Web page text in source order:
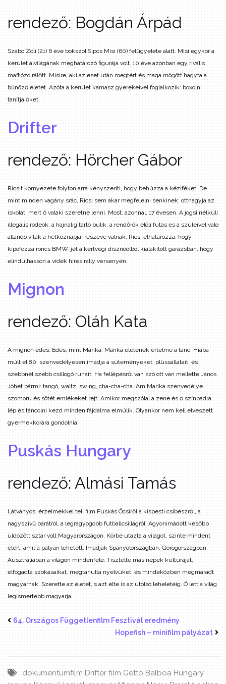
rendező: Bogdán Árpád
Szabó Zoli (21) 6 éve bokszol Sipos Misi (60) felügyelete alatt. Misi egykor a
kerület alvilágának meghatározó figurája volt. 10 éve azonban egy rivális
maffiózó rálőtt. Misire, aki az eset után megtért és maga mögött hagyta a
bűnöző életet. Azóta a kerület kamasz gyerekeivel foglalkozik: boxolni
tanítja őket.
Drifter
rendező: Hörcher Gábor
Ricsit környezete folyton arra kényszeríti, hogy behúzza a kéziféket. De
mint minden vagány srác, Ricsi sem akar megfelelni senkinek: otthagyja az
iskolát, mert ő valaki szeretne lenni. Most, azonnal, 17 évesen. A jogsi nélküli
illegális rodeók, a hajnalig tartó bulik, a rendőrök elöli futás és a szüleivel való
állandó viták a hétköznapjai részévé válnak. Ricsi elhatározza, hogy
kipofozza roncs BMW-jét a kertvégi disznóólból kialakított garázsban, hogy
elindulhasson a vidék híres rally versenyén.
Mignon
rendező: Oláh Kata
A mignon édes. Édes, mint Marika. Marika életének értelme a tánc. Hiába
múlt el 80, szenvedélyesen imádja a süteményeket, plüssállatait, és
szebbnél szebb csillogó ruháit. Ha fellépésről van szó ott van mellette János.
Jöhet bármi: tangó, waltz, swing, cha-cha-cha. Ám Marika szenvedélye
szomorú és sötét emlékeket rejt. Amikor megszólal a zene és ő színpadra
lép és táncolni kezd minden fájdalma elmúlik. Olyankor nem kell elveszett
gyermekkorára gondolnia.
Puskás Hungary
rendező: Almási Tamás
Látványos, érzelmekkel teli film Puskás Öcsiről a kispesti csibészről, a
nagyszívű barátról, a legragyogóbb futballcsillagról. Agyonimádott később
üldözött sztár volt Magyarországon. Körbe utazta a világot, szinte mindent
elért, amit a pályán lehetett. Imádják Spanyolországban, Görögországban,
Ausztráliában a világon mindenfelé. Tisztelte más népek kultúráját,
elfogadta szokásaikat, megtanulta nyelvüket, és mindeközben megmaradt
magyarnak. Szerette az életet, s azt élte is az utolsó leheletéig. Ö lett a világ
legismertebb magyarja.
64. Országos Függetlenfilm Fesztivál eredmény
Hopefish – minifilm pályázat
dokumentumfilm Drifter film Gettó Balboa Hungary